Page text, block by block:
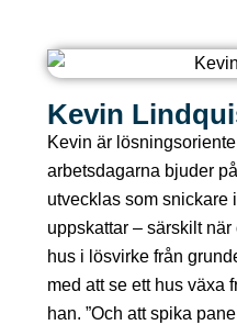
Kevin
Kevin är
arbetsdagarna bjuder
utvecklas som snickare
uppskattar – särskilt
hus i lösvirke från
med att se ett hus växa
han. ”Och att spika